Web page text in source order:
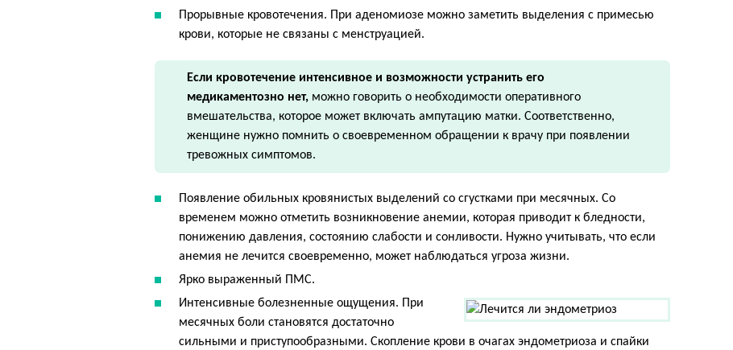
Прорывные кровотечения. При аденомиозе можно заметить выделения с примесью
крови, которые не связаны с менструацией.
Если кровотечение интенсивное и возможности устранить его
медикаментозно нет, можно говорить о необходимости оперативного
вмешательства, которое может включать ампутацию матки. Соответственно,
женщине нужно помнить о своевременном обращении к врачу при появлении
тревожных симптомов.
Появление обильных кровянистых выделений со сгустками при месячных. Со
временем можно отметить возникновение анемии, которая приводит к бледности,
понижению давления, состоянию слабости и сонливости. Нужно учитывать, что если
анемия не лечится своевременно, может наблюдаться угроза жизни.
Ярко выраженный ПМС.
Интенсивные болезненные ощущения. При
месячных боли становятся достаточно
сильными и приступообразными. Скопление крови в очагах эндометриоза и спайки